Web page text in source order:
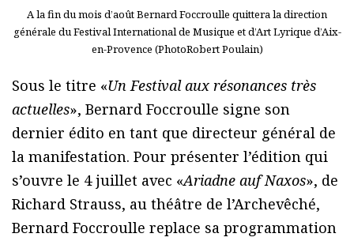
A la fin du mois d’août Bernard Foccroulle quittera la direction
générale du Festival International de Musique et d’Art Lyrique d’Aix-
en-Provence (PhotoRobert Poulain)
Sous le titre «Un Festival aux résonances très
actuelles», Bernard Foccroulle signe son
dernier édito en tant que directeur général de
la manifestation. Pour présenter l’édition qui
s’ouvre le 4 juillet avec «Ariadne auf Naxos», de
Richard Strauss, au théâtre de l’Archevêché,
Bernard Foccroulle replace sa programmation